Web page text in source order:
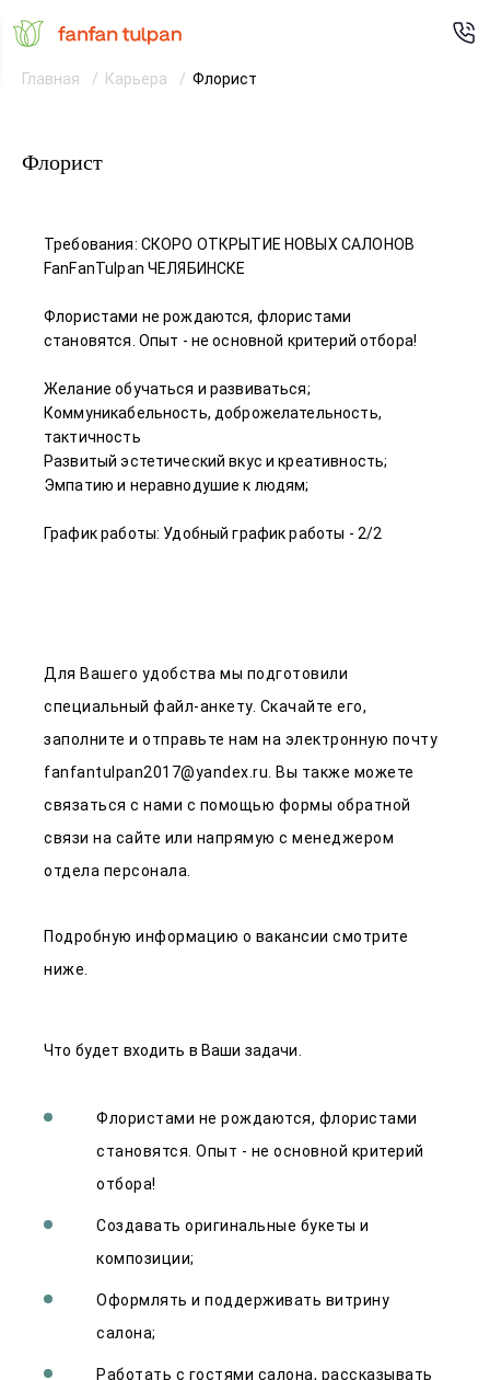
Главная Карьера Флорист
Флорист
Требования: СКОРО ОТКРЫТИЕ НОВЫХ САЛОНОВ
FanFanTulpan ЧЕЛЯБИНСКЕ
Флористами не рождаются, флористами
становятся. Опыт - не основной критерий отбора!
Желание обучаться и развиваться;
Коммуникабельность, доброжелательность,
тактичность
Развитый эстетический вкус и креативность;
Эмпатию и неравнодушие к людям;
График работы: Удобный график работы - 2/2
Для Вашего удобства мы подготовили
специальный файл-анкету. Скачайте его,
заполните и отправьте нам на электронную почту
fanfantulpan2017@yandex.ru . Вы также можете
связаться с нами с помощью формы обратной
связи на сайте или напрямую с менеджером
отдела персонала.
Подробную информацию о вакансии смотрите
ниже.
Что будет входить в Ваши задачи.
Флористами не рождаются, флористами
становятся. Опыт - не основной критерий
отбора!
Создавать оригинальные букеты и
композиции;
Оформлять и поддерживать витрину
салона;
Работать с гостями салона, рассказывать